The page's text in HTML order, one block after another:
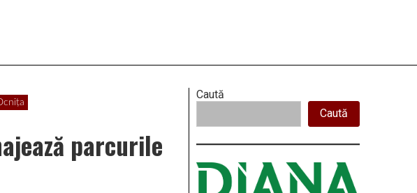
parcurile
Right
Asides
Caută
Caută